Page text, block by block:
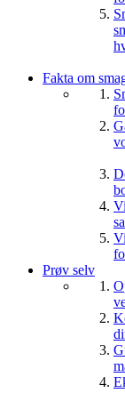
Fakta om
Prøv selv